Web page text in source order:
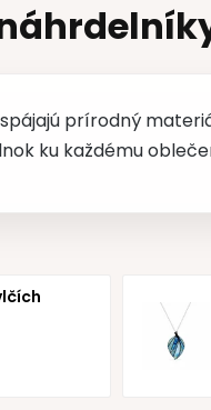
spájajú prírodný
ku každému